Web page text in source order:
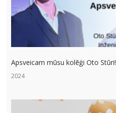
Apsveicam mūsu kolēģi Oto Stūri!
2024